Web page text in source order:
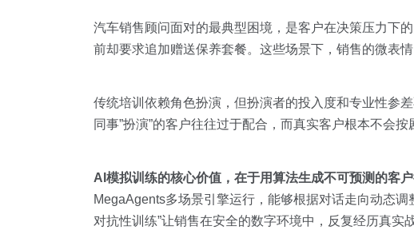
汽车销售顾问面对的最典型困境，是客户在决策压力下
前却要求追加赠送保养套餐。这些场景下，销售的微表
传统培训依赖角色扮演，但扮演者的投入度和专业性参
同事”扮演”的客户往往过于配合，而真实客户根本不会按
AI模拟训练的核心价值，在于用算法生成不可预测的客户
MegaAgents多场景引擎运行，能够根据对话走向动态
对抗性训练”让销售在安全的数字环境中，反复经历真实